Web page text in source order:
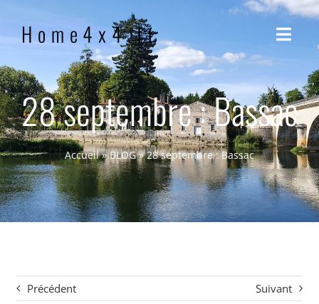
Home4x4.fr
ACCUEIL
QUI SOMMES-NOUS ?
NOTRE PHILOSOPHIE
CONTACT
28 septembre : Bassac
Accueil»BLOG»28 septembre : Bassac
Précédent
Suivant